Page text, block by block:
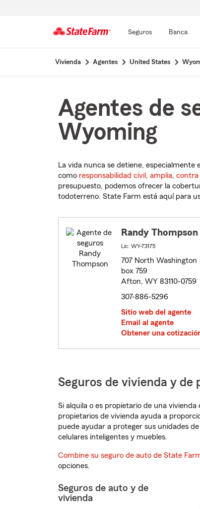
Seguros Banca
Vivienda Agentes United States
Agentes de
Wyoming
La vida nunca se detiene, especialmente
como responsabilidad civil , amplia, contra
presupuesto, podemos ofrecer la
todoterreno. State Farm está aquí para
Randy Thompson
Lic: WY-73175
707 North Washington
box 759
Afton, WY 83110-0759
307-886-5296
Sitio web del agente
Email al agente
Obtener una
Seguros de vivienda y
Si alquila o es propietario de una
propietarios de vivienda ayuda a
puede ayudar a proteger sus unidades
celulares inteligentes y muebles.
Combine su seguro de auto de State
opciones.
Seguros de auto y de
vivienda